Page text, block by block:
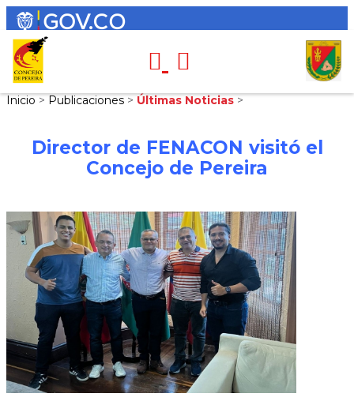
Inicio > Publicaciones > Últimas Noticias >
Director de FENACON visitó el
Concejo de Pereira